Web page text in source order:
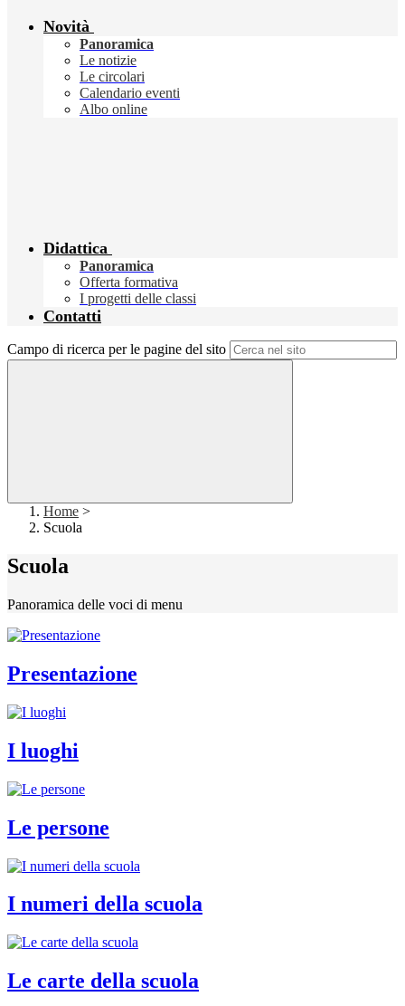
Novità
Panoramica
Le notizie
Le circolari
Calendario eventi
Albo online
Didattica
Panoramica
Offerta formativa
I progetti delle classi
Contatti
Campo di ricerca per le pagine del sito
Home >
Scuola
Scuola
Panoramica delle voci di menu
Presentazione
I luoghi
Le persone
I numeri della scuola
Le carte della scuola